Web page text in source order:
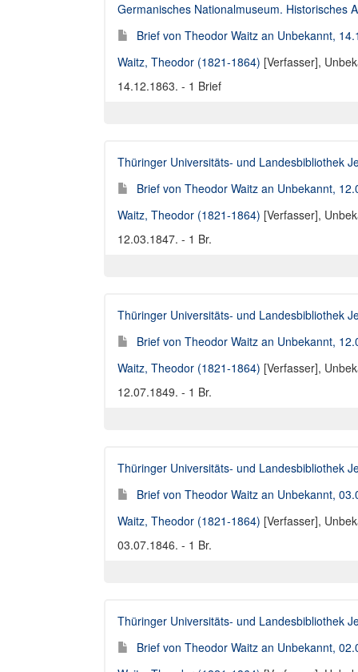
Germanisches Nationalmuseum. Historisches
Brief von Theodor Waitz an Unbekannt,
Waitz, Theodor (1821-1864) [Verfasser],
14.12.1863. - 1 Brief
Thüringer Universitäts- und Landesbibliothek
Brief von Theodor Waitz an Unbekannt,
Waitz, Theodor (1821-1864) [Verfasser],
12.03.1847. - 1 Br.
Thüringer Universitäts- und Landesbibliothek
Brief von Theodor Waitz an Unbekannt,
Waitz, Theodor (1821-1864) [Verfasser],
12.07.1849. - 1 Br.
Thüringer Universitäts- und Landesbibliothek
Brief von Theodor Waitz an Unbekannt,
Waitz, Theodor (1821-1864) [Verfasser],
03.07.1846. - 1 Br.
Thüringer Universitäts- und Landesbibliothek
Brief von Theodor Waitz an Unbekannt,